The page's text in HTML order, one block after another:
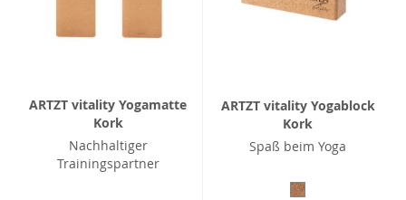
ARTZT vitality Yogamatte
Kork
Nachhaltiger
Trainingspartner
ARTZT vitality Yogablock
Kork
Spaß beim Yoga